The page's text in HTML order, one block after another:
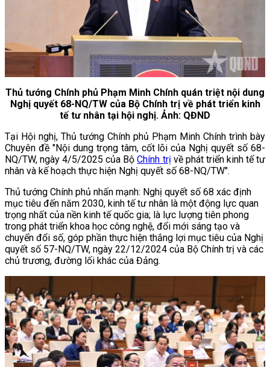
Thủ tướng Chính phủ Phạm Minh Chính quán triệt nội dung
Nghị quyết 68-NQ/TW của Bộ Chính trị về phát triển kinh
tế tư nhân tại hội nghị. Ảnh: QĐND
Tại Hội nghị, Thủ tướng Chính phủ Phạm Minh Chính trình bày
Chuyên đề "Nội dung trọng tâm, cốt lõi của Nghị quyết số 68-
NQ/TW, ngày 4/5/2025 của BộChính trị về phát triển kinh tế tư
nhân và kế hoạch thực hiện Nghị quyết số 68-NQ/TW".
Thủ tướng Chính phủ nhấn mạnh: Nghị quyết số 68 xác định
mục tiêu đến năm 2030, kinh tế tư nhân là một động lực quan
trọng nhất của nền kinh tế quốc gia; là lực lượng tiên phong
trong phát triển khoa học công nghệ, đổi mới sáng tạo và
chuyển đổi số, góp phần thực hiện thắng lợi mục tiêu của Nghị
quyết số 57-NQ/TW, ngày 22/12/2024 của Bộ Chính trị và các
chủ trương, đường lối khác của Đảng.